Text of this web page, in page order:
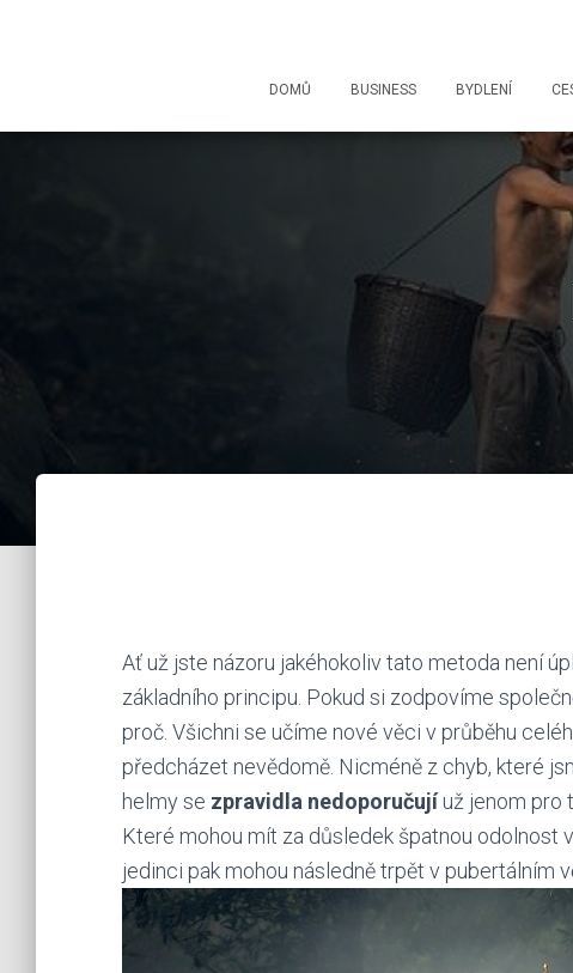
DOMŮ BUSINESS BYDLENÍ
Ať už jste názoru jakéhokoliv tato metoda není
základního principu. Pokud si zodpovíme
proč. Všichni se učíme nové věci v průběhu
předcházet nevědomě. Nicméně z chyb, které
helmy se zpravidla nedoporučujíuž jenom pro
Které mohou mít za důsledek špatnou odolnost
jedinci pak mohou následně trpět v pubertálním